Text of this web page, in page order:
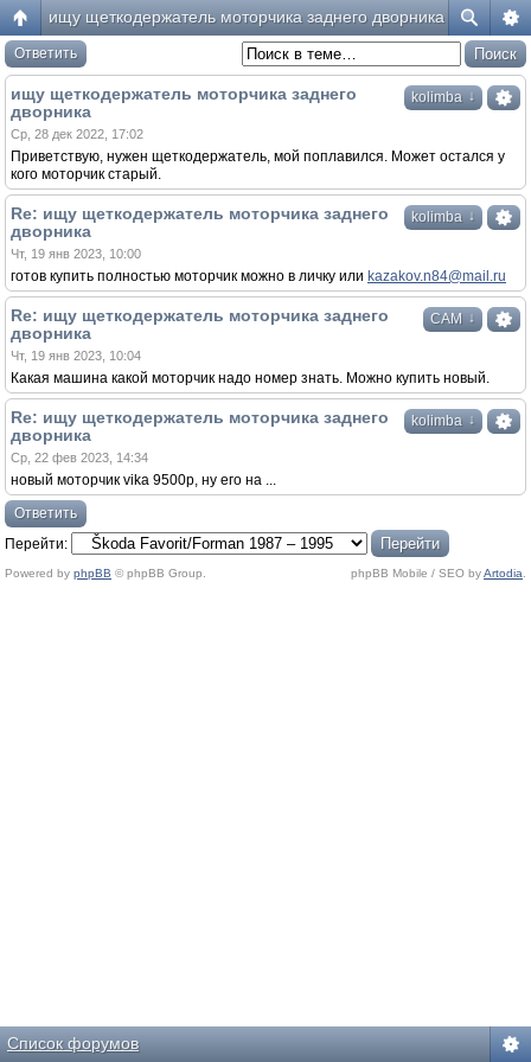
ищу щеткодержатель моторчика заднего дворника
Ответить
kolimba ↓
ищу щеткодержатель моторчика заднего
дворника
Ср, 28 дек 2022, 17:02
Приветствую, нужен щеткодержатель, мой поплавился. Может остался у
кого моторчик старый.
kolimba ↓
Re: ищу щеткодержатель моторчика заднего
дворника
Чт, 19 янв 2023, 10:00
готов купить полностью моторчик можно в личку или kazakov.n84@mail.ru
САМ ↓
Re: ищу щеткодержатель моторчика заднего
дворника
Чт, 19 янв 2023, 10:04
Какая машина какой моторчик надо номер знать. Можно купить новый.
kolimba ↓
Re: ищу щеткодержатель моторчика заднего
дворника
Ср, 22 фев 2023, 14:34
новый моторчик vika 9500р, ну его на ...
Ответить
Перейти:
Powered by phpBB © phpBB Group. phpBB Mobile / SEO byArtodia
Список форумов